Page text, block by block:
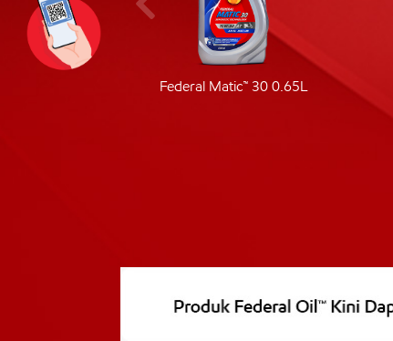
Federal Matic™ 30 0.65L